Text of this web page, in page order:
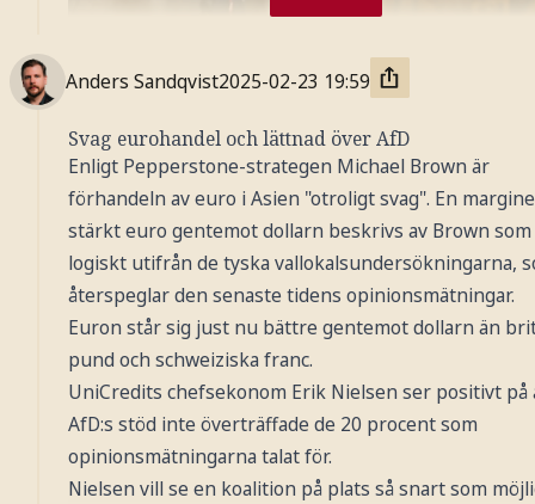
Foto: AP / TT Nyhetsbyrån
Anders Sandqvist2025-02-23 19:59
Svag eurohandel och lättnad över AfD
Enligt Pepperstone-strategen Michael Brown är
förhandeln av euro i Asien "otroligt svag". En
stärkt euro gentemot dollarn beskrivs av Brown som
logiskt utifrån de tyska vallokalsundersökningarna,
återspeglar den senaste tidens opinionsmätningar.
Euron står sig just nu bättre gentemot dollarn än
pund och schweiziska franc.
UniCredits chefsekonom Erik Nielsen ser positivt på
AfD:s stöd inte överträffade de 20 procent som
opinionsmätningarna talat för.
Nielsen vill se en koalition på plats så snart som